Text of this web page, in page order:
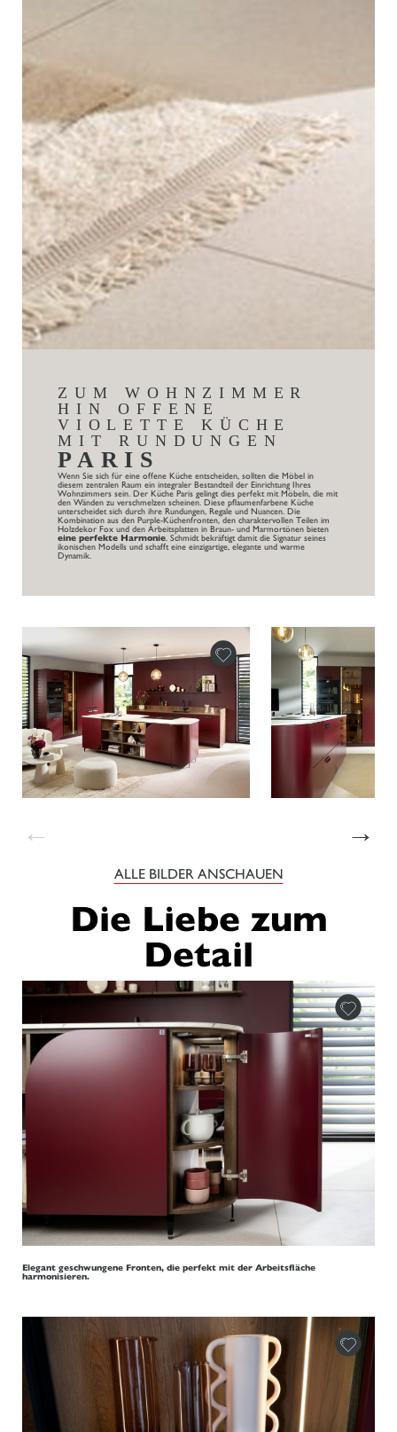
ZUM WOHNZIMMER
HIN OFFENE
VIOLETTE KÜCHE
MIT RUNDUNGEN
PARIS
Wenn Sie sich für eine offene Küche entscheiden, sollten die Möbel in
diesem zentralen Raum ein integraler Bestandteil der Einrichtung Ihres
Wohnzimmers sein. Der Küche Paris gelingt dies perfekt mit Möbeln, die mit
den Wänden zu verschmelzen scheinen. Diese pflaumenfarbene Küche
unterscheidet sich durch ihre Rundungen, Regale und Nuancen. Die
Kombination aus den Purple-Küchenfronten, den charaktervollen Teilen im
Holzdekor Fox und den Arbeitsplatten in Braun- und Marmortönen bieten
eine perfekte Harmonie. Schmidt bekräftigt damit die Signatur seines
ikonischen Modells und schafft eine einzigartige, elegante und warme
Dynamik.
← →
ALLE BILDER ANSCHAUEN
Die Liebe zum
Detail
Elegant geschwungene Fronten, die perfekt mit der Arbeitsfläche
harmonisieren.